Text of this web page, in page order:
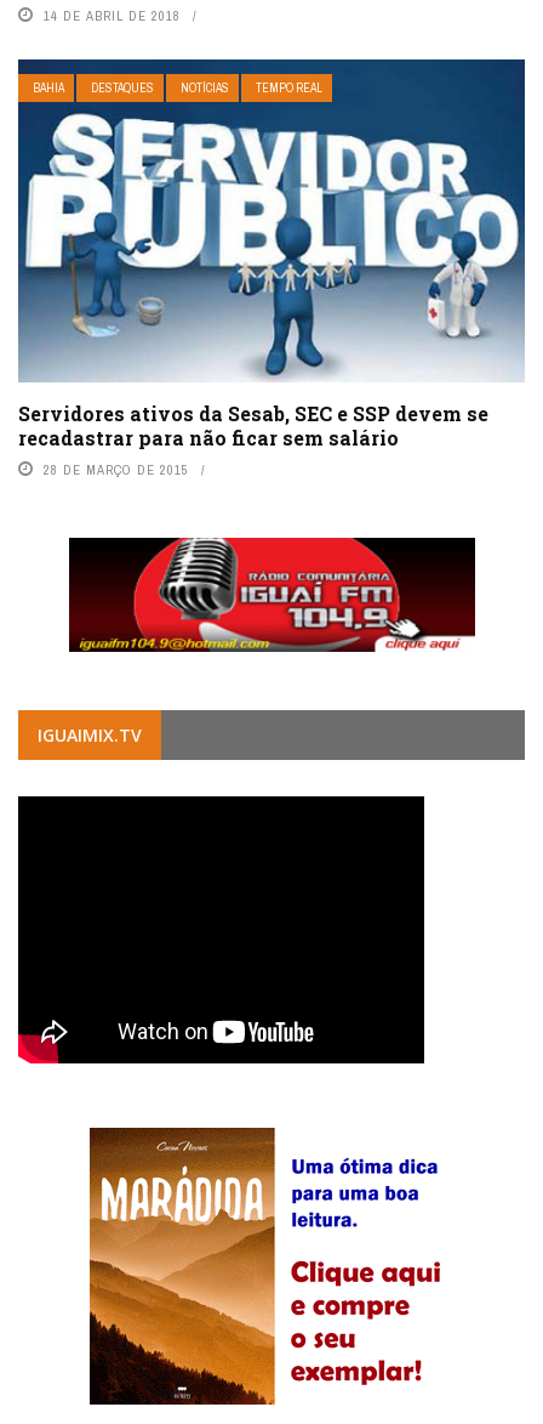
14 DE ABRIL DE 2018
BAHIA DESTAQUES NOTÍCIAS TEMPO REAL
Servidores ativos da Sesab, SEC e SSP devem se
recadastrar para não ficar sem salário
28 DE MARÇO DE 2015
IGUAIMIX.TV